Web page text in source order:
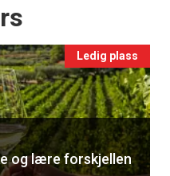
Ledig plass
og lære forskjellen